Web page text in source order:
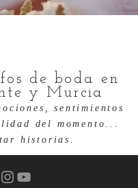
de boda en
y Murcia
sentimientos
del momento...
historias.